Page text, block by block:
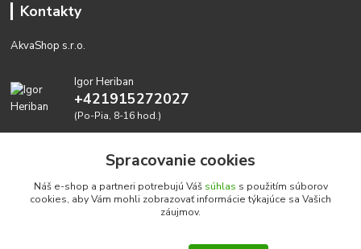
Kontakty
AkvaShop s.r.o.
Igor Heriban
+421915272027
(Po-Pia, 8-16 hod.)
Spracovanie cookies
Náš e-shop a partneri potrebujú Váš súhlas s použitím súborov
cookies, aby Vám mohli zobrazovať informácie týkajúce sa Vašich
záujmov.